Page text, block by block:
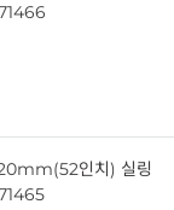
인치) 실링